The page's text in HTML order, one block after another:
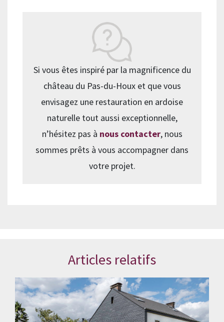
Si vous êtes inspiré par la magnificence du
château du Pas-du-Houx et que vous
envisagez une restauration en ardoise
naturelle tout aussi exceptionnelle,
n’hésitez pas à nous contacter, nous
sommes prêts à vous accompagner dans
votre projet.
Articles relatifs